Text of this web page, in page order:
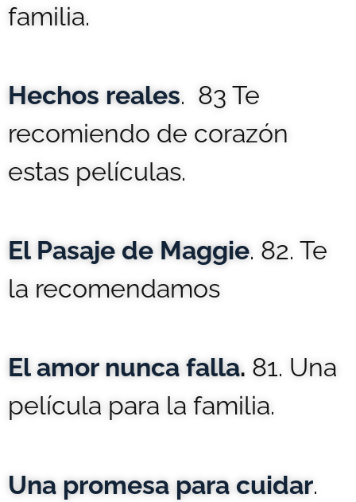
familia.
Hechos reales. 83 Te
recomiendo de corazón
estas películas.
El Pasaje de Maggie. 82. Te
la recomendamos
El amor nunca falla. 81. Una
película para la familia.
Una promesa para cuidar.